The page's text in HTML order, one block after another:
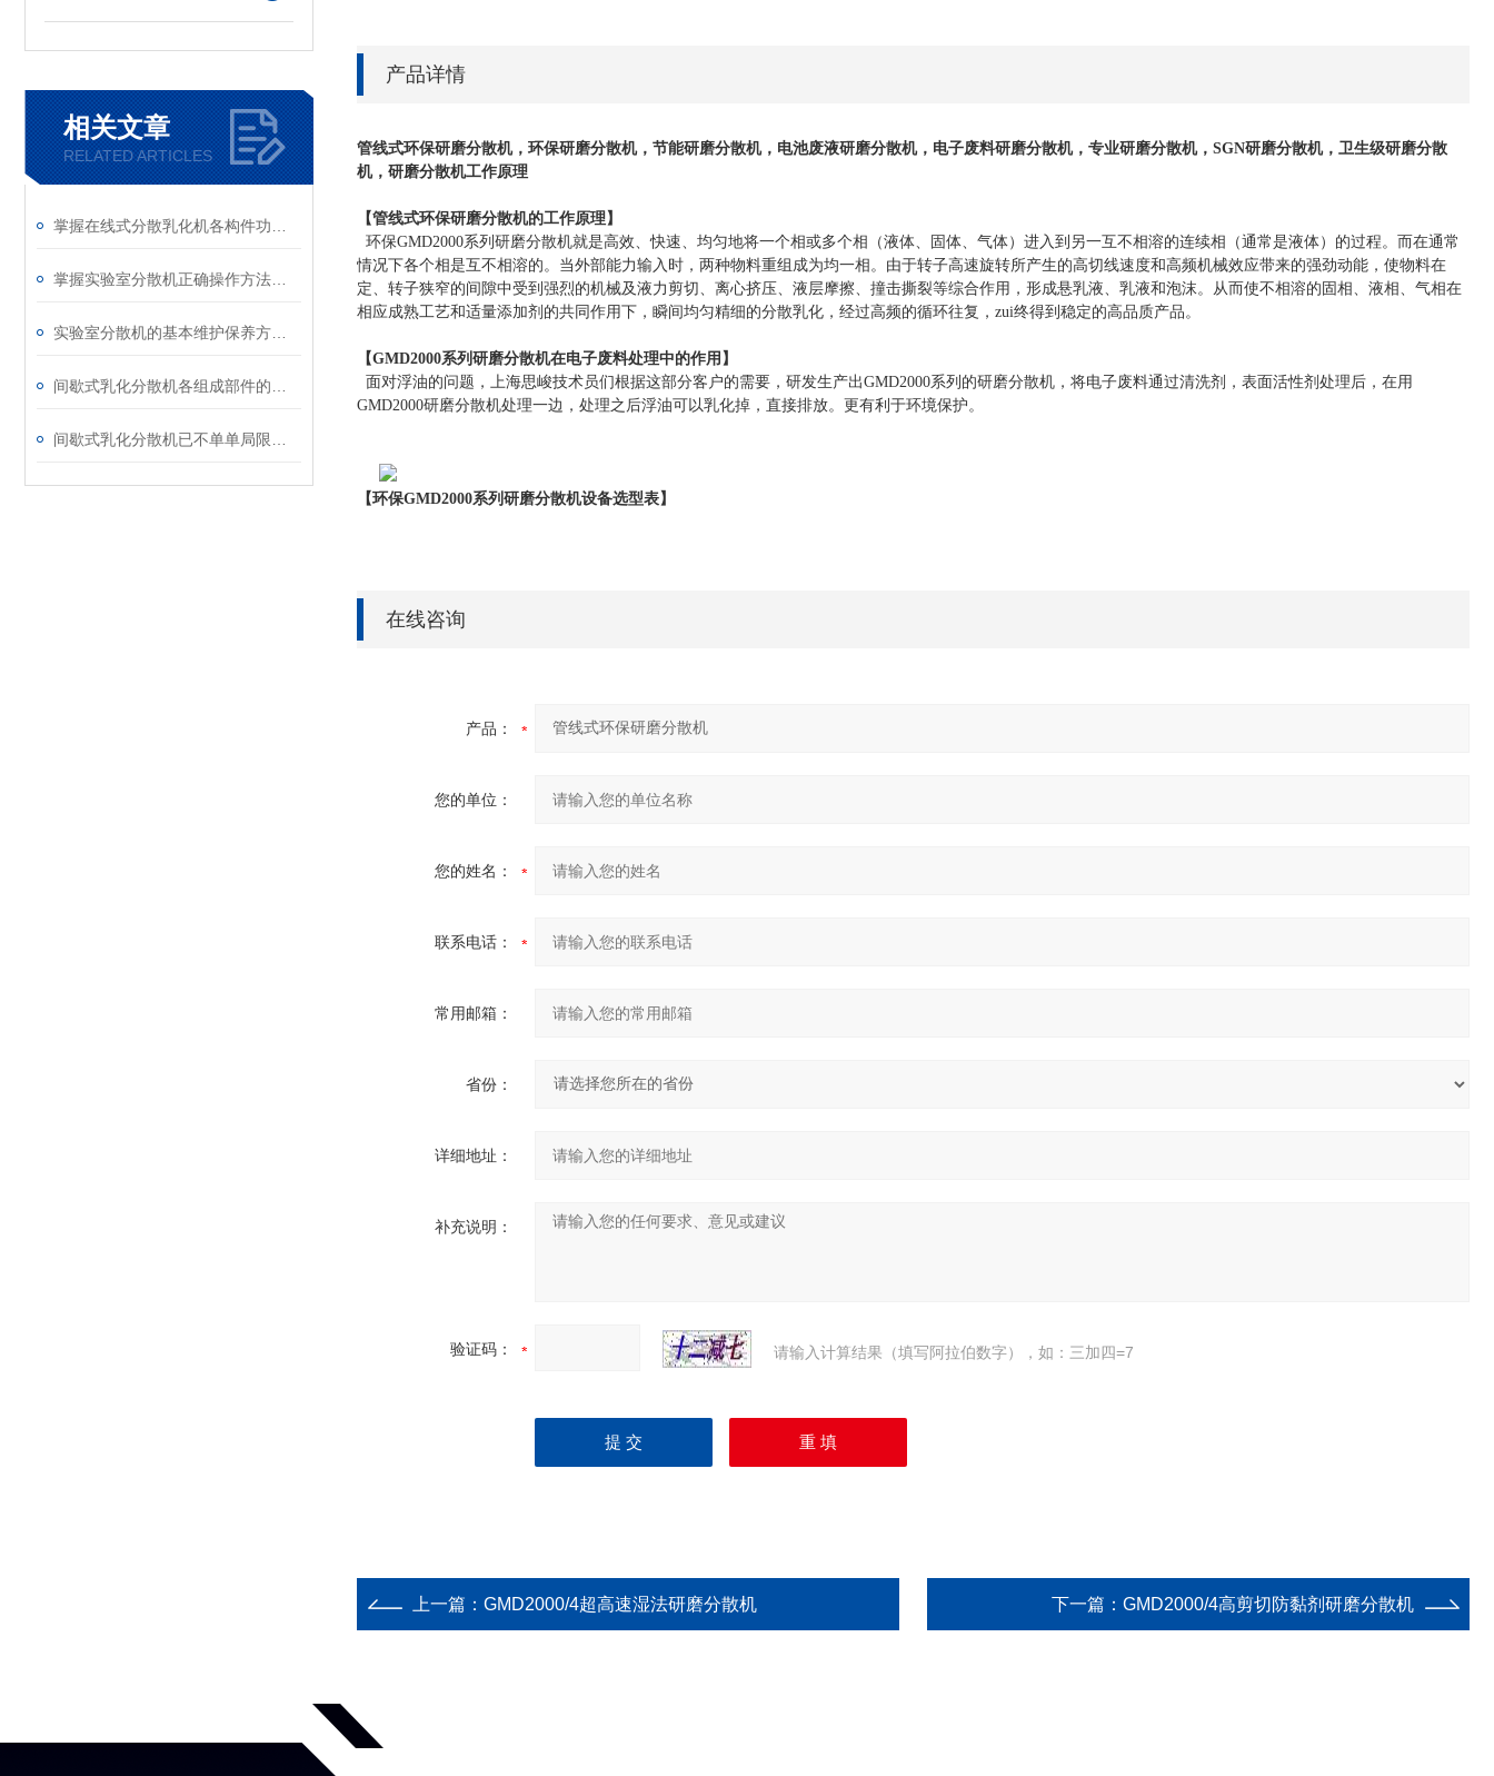
相关文章
RELATED ARTICLES
产品详情
管线式环保研磨分散机，环保研磨分散机，节能研磨分散机，电池废液研磨分散机，电子废料研磨分散机，专业研磨分散机， SGN研磨分散机，卫生级研磨分散
机， 研磨分散机工作原理
【管线式环保研磨分散机的工作原理】
环保GMD2000系列 研磨分散机就是高效、快速、均匀地将一个相或多个相（液体、固体、气体）进入到另一互不相溶的连续相（通常是液体）的过程。而在通常
情况下各个相是互不相溶的。当外部能力输入时，两种物料重组成为均一相。由于转子高速旋转所产生的高切线速度和高频机械效应带来的强劲动能，使物料在
定、转子狭窄的间隙中受到强烈的机械及液力剪切、离心挤压、液层摩擦、撞击撕裂等综合作用，形成悬乳液、乳液和泡沫。从而使不相溶的固相、液相、气相在
相应成熟工艺和适量添加剂的共同作用下，瞬间均匀精细的分散乳化，经过高频的循环往复，zui终得到稳定的高品质产品。
【GMD2000系列 研磨分散机在电子废料处理中的作用】
面对浮油的问题，上海思峻技术员们根据这部分客户的需要，研发生产出GMD2000系列的研磨分散机 ，将电子废料通过清洗剂，表面活性剂处理后，在用
GMD2000研磨分散机处理一边，处理之后浮油可以乳化掉，直接排放。更有利于环境保护。
【环保GMD2000系列 研磨分散机设备选型表】
在线咨询
产品：
您的单位：
您的姓名：
联系电话：
常用邮箱：
省份：
详细地址：
补充说明：
验证码： 请输入计算结果（填写阿拉伯数字），如：三加四=7
上一篇： GMD2000/4超高速湿法研磨分散机 下一篇： GMD2000/4高剪切防黏剂研磨分散机